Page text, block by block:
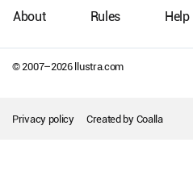
© 2007–2026llustra.com
About Rules Help
Privacy policy Created by Coalla